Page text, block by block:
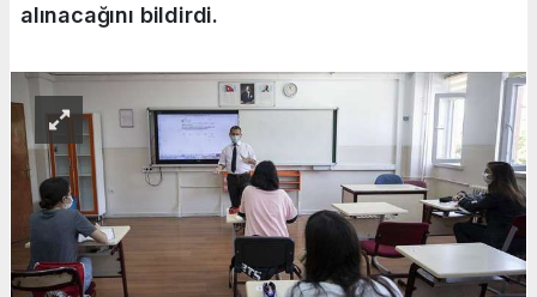
alınacağını bildirdi.